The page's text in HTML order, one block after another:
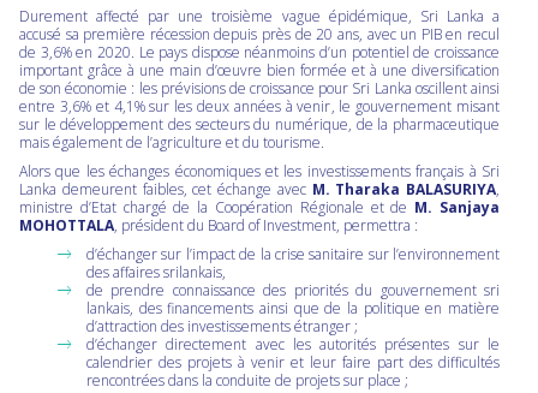
Durement affecté par une troisième vague épidémique, Sri Lanka a
accusé sa première récession depuis près de 20 ans, avec un PIB en recul
de 3,6% en 2020. Le pays dispose néanmoins d’un potentiel de croissance
important grâce à une main d’œuvre bien formée et à une diversification
de son économie : les prévisions de croissance pour Sri Lanka oscillent ainsi
entre 3,6% et 4,1% sur les deux années à venir, le gouvernement misant
sur le développement des secteurs du numérique, de la pharmaceutique
mais également de l’agriculture et du tourisme.
Alors que les échanges économiques et les investissements français à Sri
Lanka demeurent faibles, cet échange avec M. Tharaka BALASURIYA,
ministre d’Etat chargé de la Coopération Régionale et de M. Sanjaya
MOHOTTALA, président du Board of Investment, permettra :
d’échanger sur l’impact de la crise sanitaire sur l’environnement
des affaires srilankais,
de prendre connaissance des priorités du gouvernement sri
lankais, des financements ainsi que de la politique en matière
d’attraction des investissements étranger ;
d’échanger directement avec les autorités présentes sur le
calendrier des projets à venir et leur faire part des difficultés
rencontrées dans la conduite de projets sur place ;